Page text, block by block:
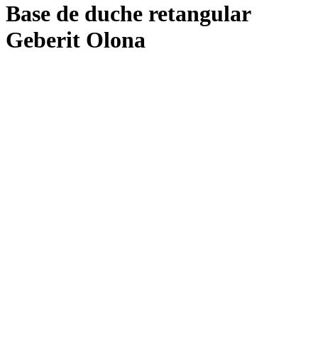
Base de duche retangular
Geberit Olona